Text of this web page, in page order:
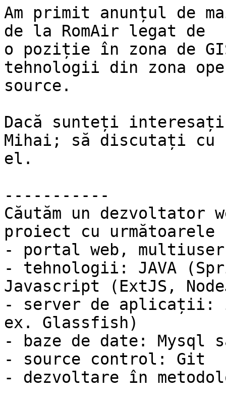
Am primit anunțul de
de la RomAir legat de
o poziție în zona de
tehnologii din zona
source.
Dacă sunteți
Mihai; să discutați cu
el.
-----------
Căutăm un dezvoltator
proiect cu
- portal web, multiuser
- tehnologii: JAVA
Javascript (ExtJS,
- server de aplicații:
ex. Glassfish)
- baze de date: Mysql
- source control: Git
- dezvoltare în